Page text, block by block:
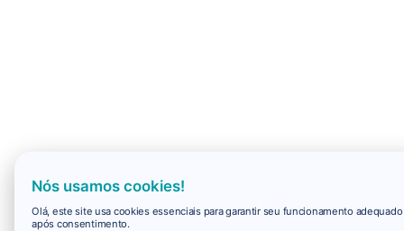
Nós usamos cookies!
Olá, este site usa cookies essenciais para garantir seu funcionamento
após consentimento.